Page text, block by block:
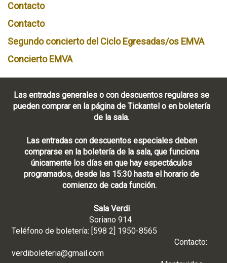
Contacto
Contacto
Segundo concierto del Ciclo Egresadas/os EMVA
Concierto EMVA
Las entradas generales o con descuentos regulares se
pueden comprar en la página de Tickantel o en boletería
de la sala.
Las entradas con descuentos especiales deben
comprarse en la boletería de la sala, que funciona
únicamente los días en que hay espectáculos
programados, desde las 15:30 hasta el horario de
comienzo de cada función.
Sala Verdi
Soriano 914
Teléfono de boletería: [598 2] 1950-8565
Contacto:
verdiboleteria@gmail.com